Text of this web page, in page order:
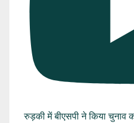
रुड़की में बीएसपी ने किया चुनाव